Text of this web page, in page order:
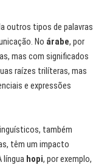
outros tipos de palavras
No árabe, por
mas com significados
raízes trilíteras, mas
e expressões
também
têm um impacto
língua hopi, por exemplo,